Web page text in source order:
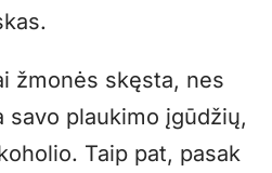
žmonės skęsta, nes
plaukimo įgūdžių,
Taip pat, pasak